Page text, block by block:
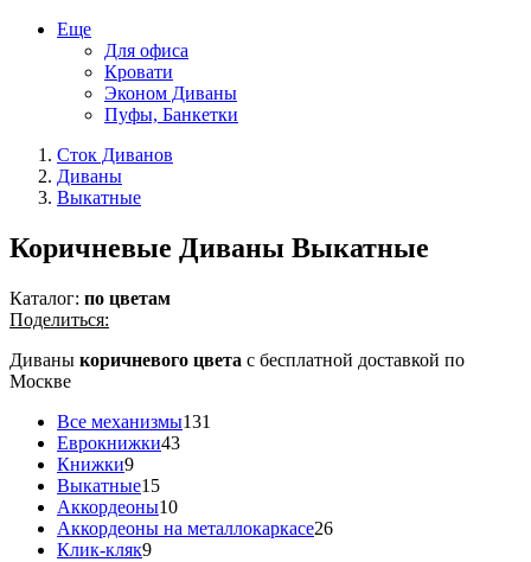
Еще
Для офиса
Кровати
Эконом Диваны
Пуфы, Банкетки
Сток Диванов
Диваны
Выкатные
Коричневые Диваны Выкатные
Каталог: по цветам
Поделиться:
Диваны коричневого цвета с бесплатной доставкой по
Москве
Все механизмы131
Еврокнижки43
Книжки9
Выкатные15
Аккордеоны10
Аккордеоны на металлокаркасе26
Клик-кляк9